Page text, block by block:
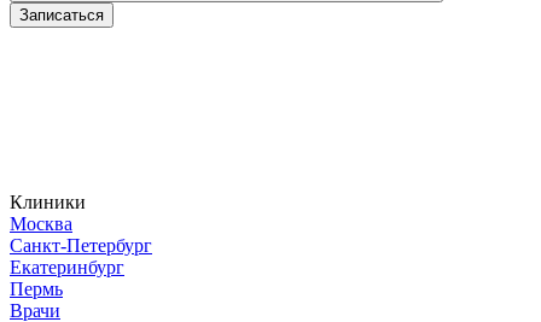
Записаться
Клиники
Москва
Санкт-Петербург
Екатеринбург
Пермь
Врачи